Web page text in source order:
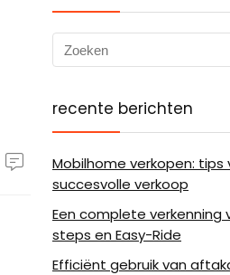
recente berichten
Mobilhome verkopen: tips
succesvolle verkoop
Een complete verkenning
steps en Easy-Ride
Efficiënt gebruik van